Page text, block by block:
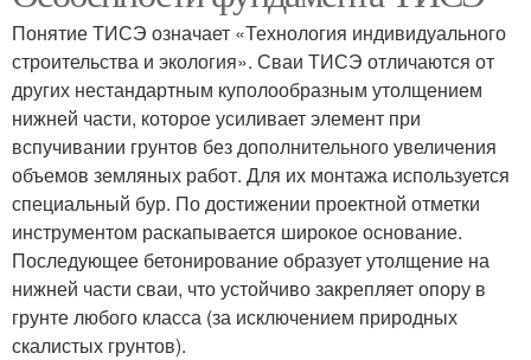
Понятие ТИСЭ означает «Технология индивидуального
строительства и экология». Сваи ТИСЭ отличаются от
других нестандартным куполообразным утолщением
нижней части, которое усиливает элемент при
вспучивании грунтов без дополнительного увеличения
объемов земляных работ. Для их монтажа используется
специальный бур. По достижении проектной отметки
инструментом раскапывается широкое основание.
Последующее бетонирование образует утолщение на
нижней части сваи, что устойчиво закрепляет опору в
грунте любого класса (за исключением природных
скалистых грунтов).